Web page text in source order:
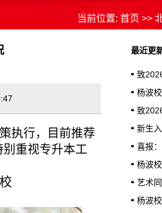
当前位置: 首页 >>
执行，目前推荐
重视专升本工
最近更
致
馨提示
杨波
业典礼
致
长的诚
新生
喜报
银3铜
杨波
家、企
艺术
院开展
杨波